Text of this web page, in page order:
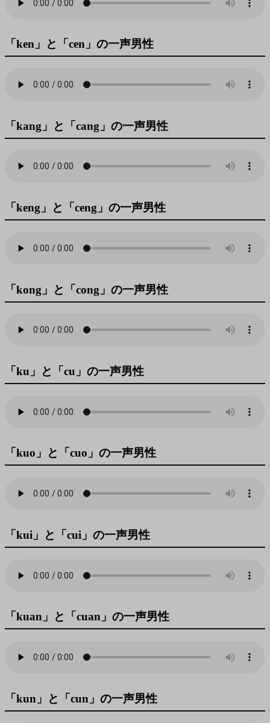
「ken」と「cen」の一声男性
「kang」と「cang」の一声男性
「keng」と「ceng」の一声男性
「kong」と「cong」の一声男性
「ku」と「cu」の一声男性
「kuo」と「cuo」の一声男性
「kui」と「cui」の一声男性
「kuan」と「cuan」の一声男性
「kun」と「cun」の一声男性